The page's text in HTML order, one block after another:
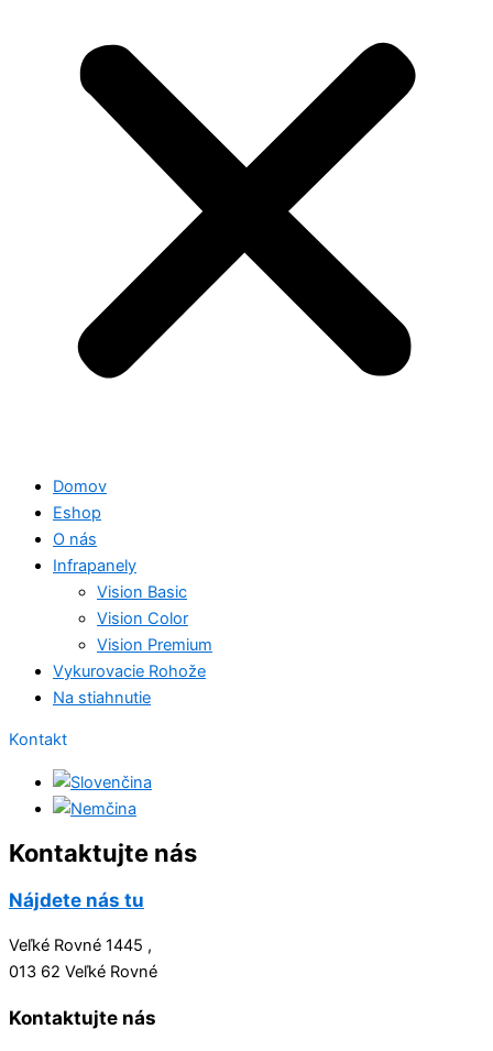
Domov
Eshop
O nás
Infrapanely
Vision Basic
Vision Color
Vision Premium
Vykurovacie Rohože
Na stiahnutie
Kontakt
Kontaktujte nás
Nájdete nás tu
Veľké Rovné 1445 ,
013 62 Veľké Rovné
Kontaktujte nás